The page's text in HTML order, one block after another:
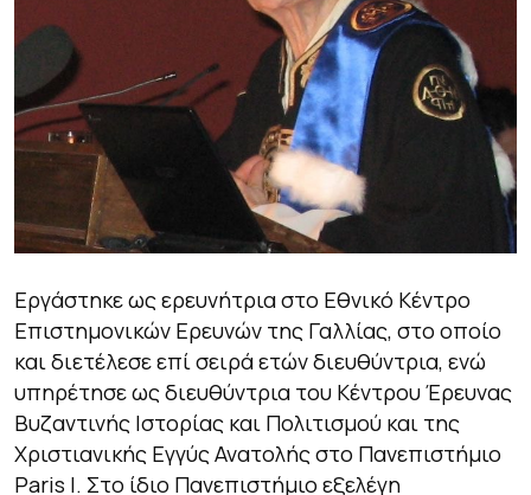
Εργάστηκε ως ερευνήτρια στο Εθνικό Κέντρο
Επιστημονικών Ερευνών της Γαλλίας, στο οποίο
και διετέλεσε επί σειρά ετών διευθύντρια, ενώ
υπηρέτησε ως διευθύντρια του Κέντρου Έρευνας
Βυζαντινής Ιστορίας και Πολιτισμού και της
Χριστιανικής Εγγύς Ανατολής στο Πανεπιστήμιο
Paris I. Στο ίδιο Πανεπιστήμιο εξελέγη